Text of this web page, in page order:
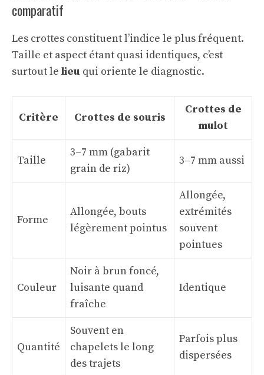
comparatif
Les crottes constituent l’indice le plus fréquent.
Taille et aspect étant quasi identiques, c’est
surtout le lieu qui oriente le diagnostic.
Critère Crottes de souris
Crottes de
mulot
Taille
3–7 mm (gabarit
grain de riz)
3–7 mm aussi
Forme
Allongée, bouts
légèrement pointus
Allongée,
extrémités
souvent
pointues
Couleur
Noir à brun foncé,
luisante quand
fraîche
Identique
Quantité
Souvent en
chapelets le long
des trajets
Parfois plus
dispersées